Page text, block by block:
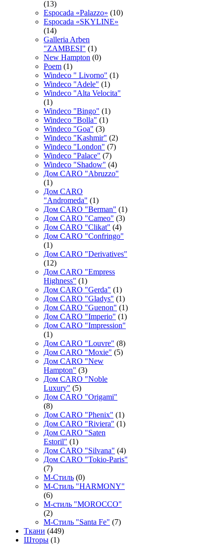
(13)
Espocadа «Palazzo» (10)
Espocadа «SKYLINE»
(14)
Galleria Arben
"ZAMBESI" (1)
New Hampton (0)
Poem (1)
Windeco " Livorno" (1)
Windeco "Adele" (1)
Windeco "Alta Velocita"
(1)
Windeco "Bingo" (1)
Windeco "Bolla" (1)
Windeco "Goa" (3)
Windeco "Kashmir" (2)
Windeco "London" (7)
Windeco "Palace" (7)
Windeco "Shadow" (4)
Дом CARO "Abruzzo"
(1)
Дом CARO
"Andromeda" (1)
Дом CARO "Berman" (1)
Дом CARO "Cameo" (3)
Дом CARO "Clikat" (4)
Дом CARO "Confringo"
(1)
Дом CARO "Derivatives"
(12)
Дом CARO "Empress
Highness" (1)
Дом CARO "Gerda" (1)
Дом CARO "Gladys" (1)
Дом CARO "Guenon" (1)
Дом CARO "Imperio" (1)
Дом CARO "Impression"
(1)
Дом CARO "Louvre" (8)
Дом CARO "Moxie" (5)
Дом CARO "New
Hampton" (3)
Дом CARO "Noble
Luxury" (5)
Дом CARO "Origami"
(8)
Дом CARO "Phenix" (1)
Дом CARO "Riviera" (1)
Дом CARO "Saten
Estoril" (1)
Дом CARO "Silvana" (4)
Дом CARO "Tokio-Paris"
(7)
М-Стиль (0)
М-Стиль "HARMONY"
(6)
М-стиль "MOROCCO"
(2)
М-Стиль "Santa Fe" (7)
Ткани (449)
Шторы (1)